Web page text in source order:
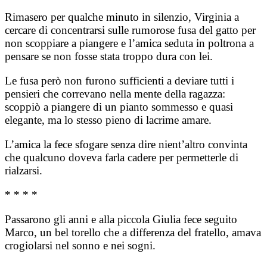
Rimasero per qualche minuto in silenzio, Virginia a
cercare di concentrarsi sulle rumorose fusa del gatto per
non scoppiare a piangere e l’amica seduta in poltrona a
pensare se non fosse stata troppo dura con lei.
Le fusa però non furono sufficienti a deviare tutti i
pensieri che correvano nella mente della ragazza:
scoppiò a piangere di un pianto sommesso e quasi
elegante, ma lo stesso pieno di lacrime amare.
L’amica la fece sfogare senza dire nient’altro convinta
che qualcuno doveva farla cadere per permetterle di
rialzarsi.
* * * *
Passarono gli anni e alla piccola Giulia fece seguito
Marco, un bel torello che a differenza del fratello, amava
crogiolarsi nel sonno e nei sogni.